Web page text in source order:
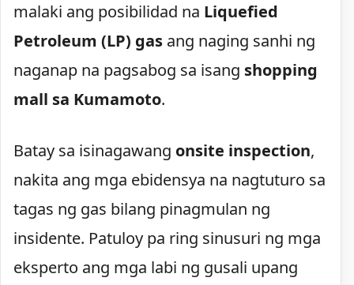
malaki ang posibilidad na Liquefied
Petroleum (LP) gas ang naging sanhi ng
naganap na pagsabog sa isang shopping
mall sa Kumamoto.
Batay sa isinagawang onsite inspection,
nakita ang mga ebidensya na nagtuturo sa
tagas ng gas bilang pinagmulan ng
insidente. Patuloy pa ring sinusuri ng mga
eksperto ang mga labi ng gusali upang